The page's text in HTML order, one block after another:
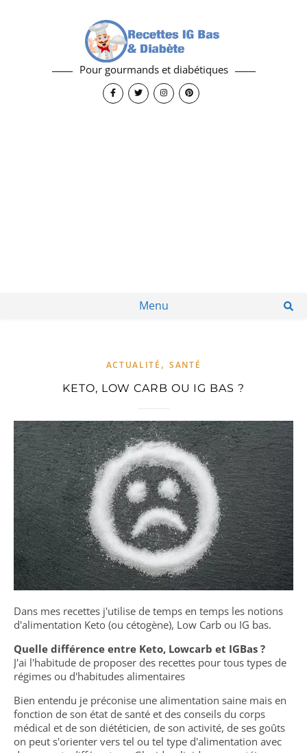
Pour gourmands et diabétiques
Menu
ACTUALITÉ , SANTÉ
KETO, LOW CARB OU IG BAS ?
Dans mes recettes j'utilise de temps en temps les notions
d'alimentation Keto (ou cétogène), Low Carb ou IG bas.
Quelle différence entre Keto, Lowcarb et IGBas ?
J'ai l'habitude de proposer des recettes pour tous types de
régimes ou d'habitudes alimentaires
Bien entendu je préconise une alimentation saine mais en
fonction de son état de santé et des conseils du corps
médical et de son diététicien, de son activité, de ses goûts
on peut s'orienter vers tel ou tel type d'alimentation avec